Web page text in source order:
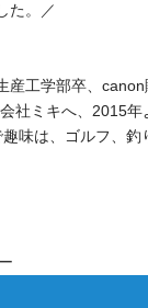
た。／
産工学部卒、
社ミキへ、2015
味は、ゴルフ、釣